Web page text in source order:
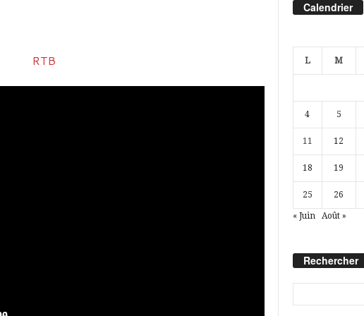
Calendrier
L M
4 5
11 12
18 19
25 26
« Juin Août »
Rechercher